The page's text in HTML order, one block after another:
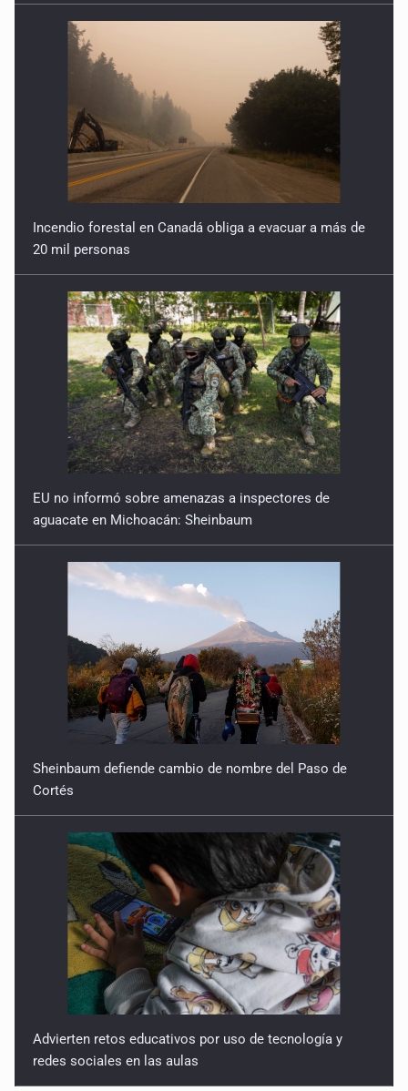
Incendio forestal en Canadá obliga a evacuar a más de
20 mil personas
EU no informó sobre amenazas a inspectores de
aguacate en Michoacán: Sheinbaum
Sheinbaum defiende cambio de nombre del Paso de
Cortés
Advierten retos educativos por uso de tecnología y
redes sociales en las aulas